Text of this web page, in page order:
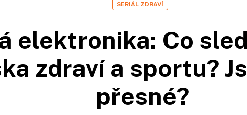
SERIÁL ZDRAVÍ
elektronika: Co
zdraví a sportu?
přesné?